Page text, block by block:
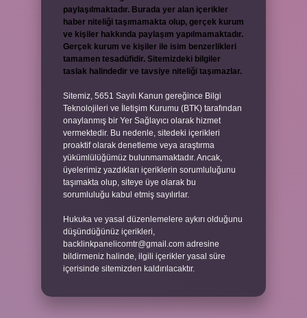
paylaşılmaktadır. Burada yer alan içerikler
haber niteliği taşımamakta olup, gerçek kurum
ve kişiler hakkında paylaşım yapılmamaktadır.
Gerçek kurum ve kişiler ile isim benzerlikleri
tamamen tesadüfidir. Sitemizdeki bilgiler
taslak halindedir ve tavsiye niteliği taşımazlar.
Sitemiz, 5651 Sayılı Kanun gereğince Bilgi
Teknolojileri ve İletişim Kurumu (BTK) tarafından
onaylanmış bir Yer Sağlayıcı olarak hizmet
vermektedir. Bu nedenle, sitedeki içerikleri
proaktif olarak denetleme veya araştırma
yükümlülüğümüz bulunmamaktadır. Ancak,
üyelerimiz yazdıkları içeriklerin sorumluluğunu
taşımakta olup, siteye üye olarak bu
sorumluluğu kabul etmiş sayılırlar.
Hukuka ve yasal düzenlemelere aykırı olduğunu
düşündüğünüz içerikleri,
backlinkpanelicomtr@gmail.com adresine
bildirmeniz halinde, ilgili içerikler yasal süre
içerisinde sitemizden kaldırılacaktır.